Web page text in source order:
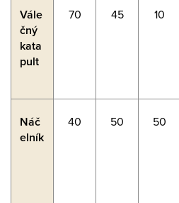
Vále
čný
kata
pult
70 45 10
Náč
elník
40 50 50